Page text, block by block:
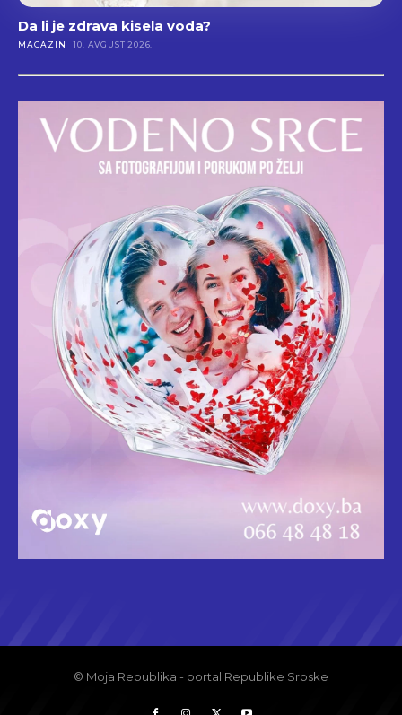
Da li je zdrava kisela voda?
MAGAZIN 10. AVGUST 2026.
© Moja Republika - portal Republike Srpske